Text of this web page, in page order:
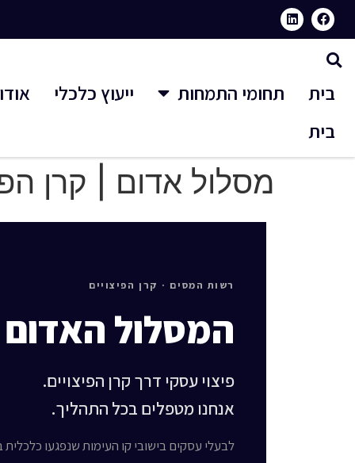
בית תחומי התמחות ייעוץ כלכלי
בית
מסלול אדום | קרן
רשות המסים · קרן הפיצויים
המסלול האדום
פיצוי עסקי דרך קרן הפיצויים.
אנחנו מטפלים בכל התהליך.
לבעלי עסקים בישובי קו העימות שנפגעו